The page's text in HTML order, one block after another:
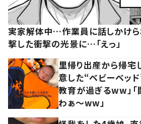
実家解体中…作業員に話しかけら
撃した衝撃の光景に…「えっ」
里帰り出産から帰宅
意した“ベビーベッ
教育が過ぎるww」「
わぁ～ww」